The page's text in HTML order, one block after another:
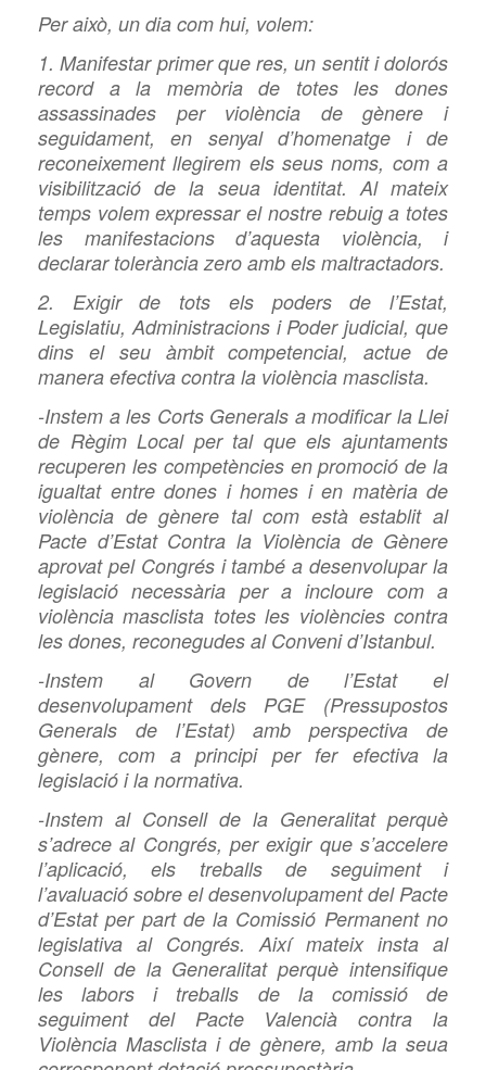
Per això, un dia com hui, volem:
1. Manifestar primer que res, un sentit i dolorós
record a la memòria de totes les dones
assassinades per violència de gènere i
seguidament, en senyal d’homenatge i de
reconeixement llegirem els seus noms, com a
visibilització de la seua identitat. Al mateix
temps volem expressar el nostre rebuig a totes
les manifestacions d’aquesta violència, i
declarar tolerància zero amb els maltractadors.
2. Exigir de tots els poders de l’Estat,
Legislatiu, Administracions i Poder judicial, que
dins el seu àmbit competencial, actue de
manera efectiva contra la violència masclista.
-Instem a les Corts Generals a modificar la Llei
de Règim Local per tal que els ajuntaments
recuperen les competències en promoció de la
igualtat entre dones i homes i en matèria de
violència de gènere tal com està establit al
Pacte d’Estat Contra la Violència de Gènere
aprovat pel Congrés i també a desenvolupar la
legislació necessària per a incloure com a
violència masclista totes les violències contra
les dones, reconegudes al Conveni d’Istanbul.
-Instem al Govern de l’Estat el
desenvolupament dels PGE (Pressupostos
Generals de l’Estat) amb perspectiva de
gènere, com a principi per fer efectiva la
legislació i la normativa.
-Instem al Consell de la Generalitat perquè
s’adrece al Congrés, per exigir que s’accelere
l’aplicació, els treballs de seguiment i
l’avaluació sobre el desenvolupament del Pacte
d’Estat per part de la Comissió Permanent no
legislativa al Congrés. Així mateix insta al
Consell de la Generalitat perquè intensifique
les labors i treballs de la comissió de
seguiment del Pacte Valencià contra la
Violència Masclista i de gènere, amb la seua